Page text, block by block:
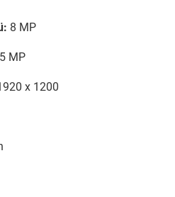
8 MP
5 MP
x 1200